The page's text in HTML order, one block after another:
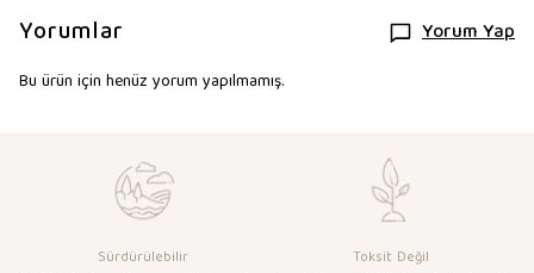
Yorumlar Yorum Yap
Bu ürün için henüz yorum yapılmamış.
Sürdürülebilir
Toksit Değil